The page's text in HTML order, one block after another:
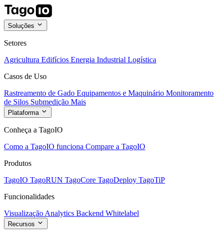
Soluções
Setores
Agricultura Edifícios Energia Industrial Logística
Casos de Uso
Rastreamento de Gado Equipamentos e Maquinário Monitoramento
de Silos Submedição Mais
Plataforma
Conheça a TagoIO
Como a TagoIO funciona Compare a TagoIO
Produtos
TagoIO TagoRUN TagoCore TagoDeploy TagoTiP
Funcionalidades
Visualização Analytics Backend Whitelabel
Recursos